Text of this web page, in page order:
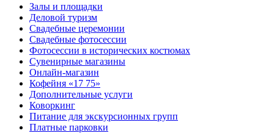
Залы и площадки
Деловой туризм
Свадебные церемонии
Свадебные фотосессии
Фотосессии в исторических костюмах
Сувенирные магазины
Онлайн-магазин
Кофейня «17 75»
Дополнительные услуги
Коворкинг
Питание для экскурсионных групп
Платные парковки